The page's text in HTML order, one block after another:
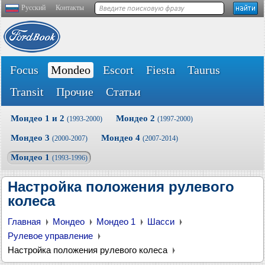
Русский Контакты
Focus Mondeo Escort Fiesta
Taurus
Transit
Прочие Статьи
Мондео 1 и 2 (1993-2000) Мондео 2 (1997-2000)
Мондео 3 (2000-2007) Мондео 4 (2007-2014)
Мондео 1 (1993-1996)
Настройка положения рулевого
колеса
Главная Мондео Мондео 1
Шасси
Рулевое управление
Настройка положения рулевого колеса